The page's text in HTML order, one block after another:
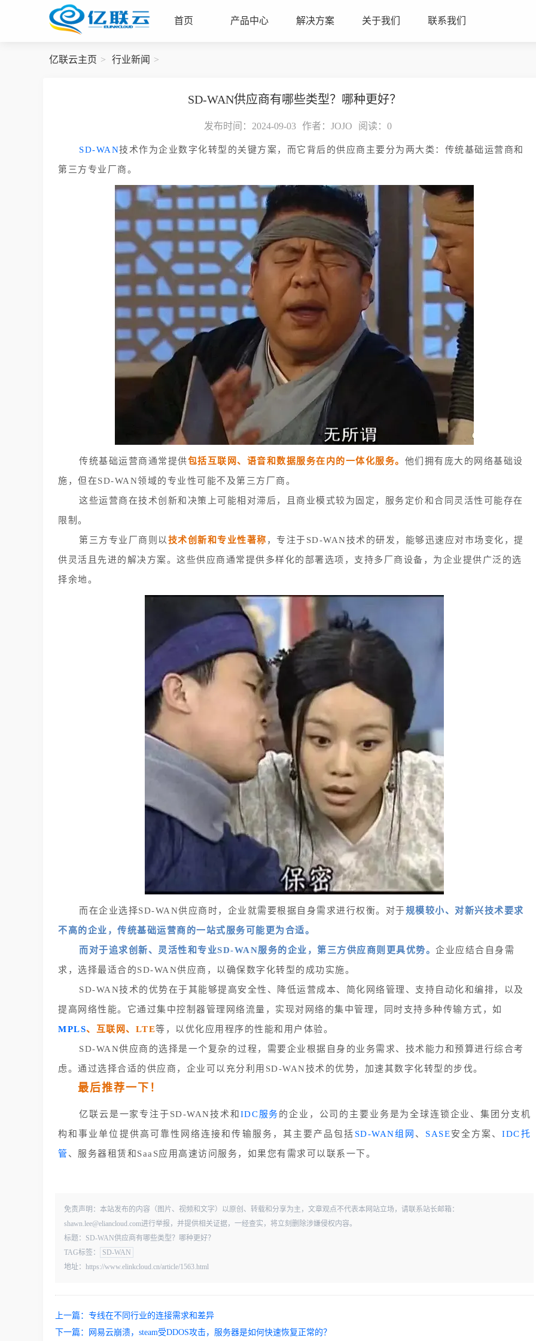
首页 产品中心 解决方案 关于我们 联系我们
亿联云主页 行业新闻
SD-WAN供应商有哪些类型？哪种更好？
发布时间：2024-09-03 作者：JOJO 阅读： 0
SD-WAN技术作为企业数字化转型的关键方案，而它背后的供应商主要分为两大类：传统基础运营商和
第三方专业厂商。
传统基础运营商通常提供包括互联网、语音和数据服务在内的一体化服务。 他们拥有庞大的网络基础设
施，但在SD-WAN领域的专业性可能不及第三方厂商。
这些运营商在技术创新和决策上可能相对滞后，且商业模式较为固定，服务定价和合同灵活性可能存在
限制。
第三方专业厂商则以 技术创新和专业性著称 ，专注于SD-WAN技术的研发，能够迅速应对市场变化，提
供灵活且先进的解决方案。这些供应商通常提供多样化的部署选项，支持多厂商设备，为企业提供广泛的选
择余地。
而在企业选择SD-WAN供应商时，企业就需要根据自身需求进行权衡。对于规模较小、对新兴技术要求
不高的企业 ，传统基础运营商的一站式服务可能更为合适。
而对于追求创新、灵活性和专业SD-WAN服务的企业，第三方供应商则更具优势。企业应结合自身需
求，选择最适合的SD-WAN供应商，以确保数字化转型的成功实施。
SD-WAN技术的优势在于其能够提高安全性、降低运营成本、简化网络管理、支持自动化和编排，以及
提高网络性能。它通过集中控制器管理网络流量，实现对网络的集中管理，同时支持多种传输方式，如
MPLS、互联网、LTE等，以优化应用程序的性能和用户体验。
SD-WAN供应商的选择是一个复杂的过程，需要企业根据自身的业务需求、技术能力和预算进行综合考
虑。通过选择合适的供应商，企业可以充分利用SD-WAN技术的优势，加速其数字化转型的步伐。
最后推荐一下！
亿联云是一家专注于SD-WAN技术和 IDC服务的企业，公司的主要业务是为全球连锁企业、集团分支机
构和事业单位提供高可靠性网络连接和传输服务，其主要产品包括 SD-WAN组网 、 SASE安全方案、IDC托
管 、服务器租赁和SaaS应用高速访问服务，如果您有需求可以联系一下。
免责声明：本站发布的内容（图片、视频和文字）以原创、转载和分享为主，文章观点不代表本网站立场，请联系站长邮箱：
shawn.lee@eliancloud.com进行举报，并提供相关证据，一经查实，将立刻删除涉嫌侵权内容。
标题：SD-WAN供应商有哪些类型？哪种更好？
TAG标签：
SD-WAN
地址：https://www.elinkcloud.cn/article/1563.html
上一篇： 专线在不同行业的连接需求和差异
下一篇：
网易云崩溃，steam受DDOS攻击，服务器是如何快速恢复正常的？